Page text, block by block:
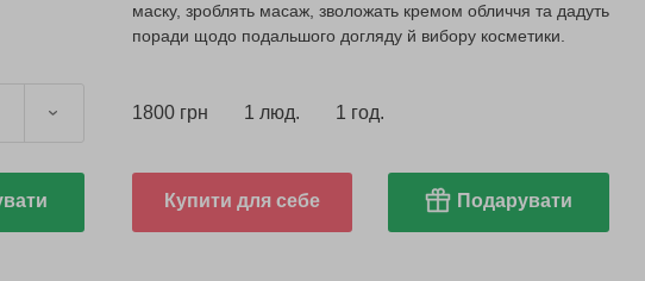
маску, зроблять масаж, зволожать кремом обличчя та дадуть
поради щодо подальшого догляду й вибору косметики.
1800 грн 1 люд. 1 год.
Купити для себе Подарувати